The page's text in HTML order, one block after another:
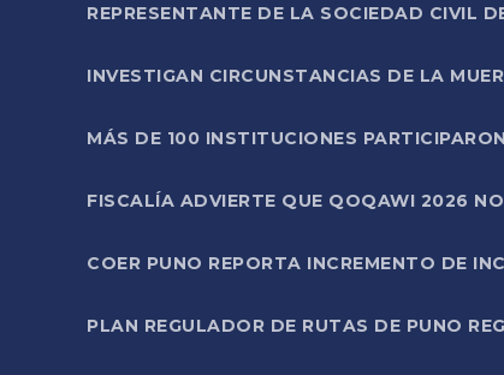
REPRESENTANTE DE LA SOCIEDAD CIVIL
INVESTIGAN CIRCUNSTANCIAS DE LA
MÁS DE 100 INSTITUCIONES
FISCALÍA ADVIERTE QUE QOQAWI 2026
COER PUNO REPORTA INCREMENTO DE
PLAN REGULADOR DE RUTAS DE PUNO